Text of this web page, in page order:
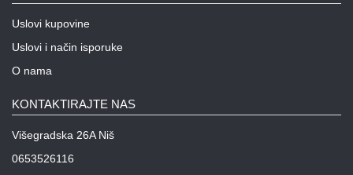
Uslovi kupovine
Uslovi i način isporuke
O nama
KONTAKTIRAJTE NAS
Višegradska 26A Niš
0653526116